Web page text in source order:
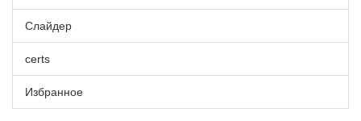
Слайдер
certs
Избранное